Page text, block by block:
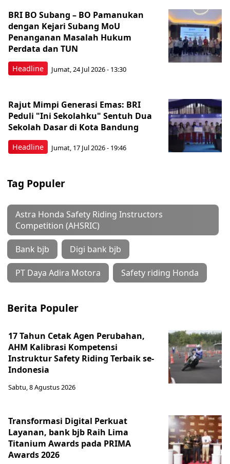
Headline
BRI BO Subang – BO Pamanukan
dengan Kejari Subang MoU
Penanganan Masalah Hukum
Perdata dan TUN
Jumat, 24 Jul 2026 - 13:30
Headline
Rajut Mimpi Generasi Emas: BRI
Peduli "Ini Sekolahku" Sentuh Dua
Sekolah Dasar di Kota Bandung
Jumat, 17 Jul 2026 - 19:46
Tag Populer
Astra Honda Safety Riding Instructors
Competition (AHSRIC)
Bank bjb Digi bank bjb
PT Daya Adira Motora Safety riding Honda
Berita Populer
17 Tahun Cetak Agen Perubahan,
AHM Kalibrasi Kompetensi
Instruktur Safety Riding Terbaik se-
Indonesia
Sabtu, 8 Agustus 2026
Transformasi Digital Perkuat
Layanan, bank bjb Raih Lima
Titanium Awards pada PRIMA
Awards 2026